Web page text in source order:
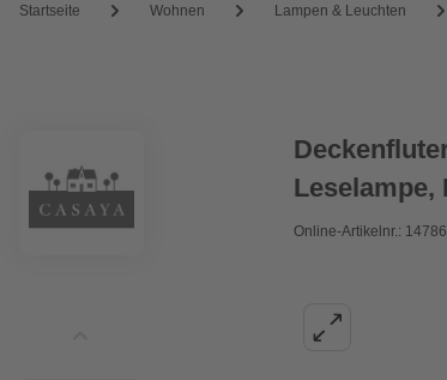
Startseite Wohnen Lampen & Leuchten
Leselampe,
Online-Artikelnr.: